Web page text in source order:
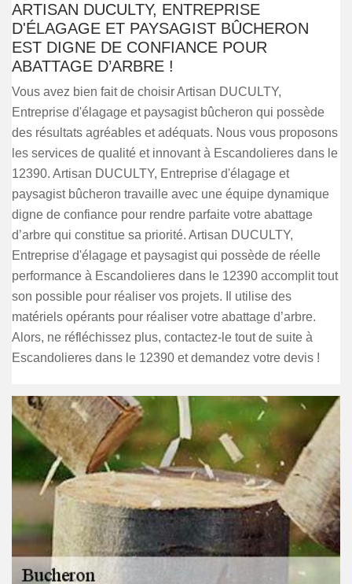
ARTISAN DUCULTY, ENTREPRISE
D'ÉLAGAGE ET PAYSAGIST BÛCHERON
EST DIGNE DE CONFIANCE POUR
ABATTAGE D’ARBRE !
Vous avez bien fait de choisir Artisan DUCULTY,
Entreprise d'élagage et paysagist bûcheron qui possède
des résultats agréables et adéquats. Nous vous proposons
les services de qualité et innovant à Escandolieres dans le
12390. Artisan DUCULTY, Entreprise d'élagage et
paysagist bûcheron travaille avec une équipe dynamique
digne de confiance pour rendre parfaite votre abattage
d’arbre qui constitue sa priorité. Artisan DUCULTY,
Entreprise d'élagage et paysagist qui possède de réelle
performance à Escandolieres dans le 12390 accomplit tout
son possible pour réaliser vos projets. Il utilise des
matériels opérants pour réaliser votre abattage d’arbre.
Alors, ne réfléchissez plus, contactez-le tout de suite à
Escandolieres dans le 12390 et demandez votre devis !